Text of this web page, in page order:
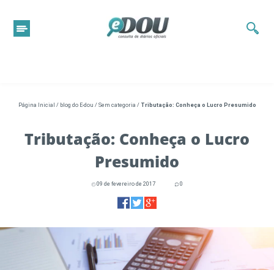
Página Inicial / blog do E-dou / Sem categoria / Tributação: Conheça o Lucro Presumido
Tributação: Conheça o Lucro
Presumido
09 de fevereiro de 2017 0